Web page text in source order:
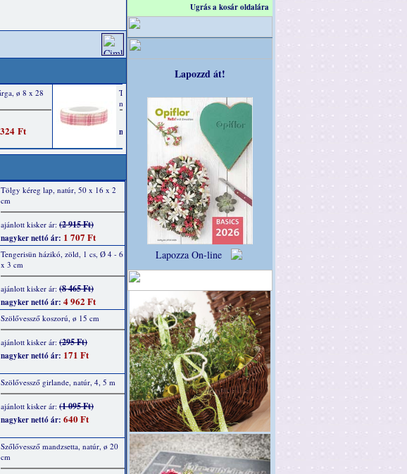
Tölgy kéreg lap, natúr, 50 x 16 x 2
cm
ajánlott kisker ár: (2 915 Ft)
nagyker nettó ár: 1 707 Ft
Tengerisün házikó, zöld, 1 cs, Ø 4 - 6
x 3 cm
ajánlott kisker ár: (8 465 Ft)
nagyker nettó ár: 4 962 Ft
Szölővessző koszorú, ø 15 cm
ajánlott kisker ár: (295 Ft)
nagyker nettó ár: 171 Ft
Szölővessző girlande, natúr, 4, 5 m
ajánlott kisker ár: (1 095 Ft)
nagyker nettó ár: 640 Ft
Szőlővessző mandzsetta, natúr, ø 20
cm
Ugrás a kosár oldalára
Lapozzd át!
Lapozza On-line